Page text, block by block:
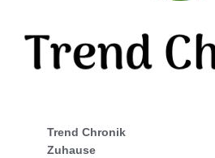
Trend Chronik
Zuhause